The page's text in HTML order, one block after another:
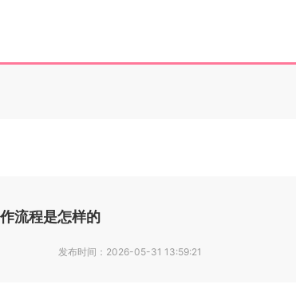
流程是怎样的
发布时间： 2026-05-31 13:59:21